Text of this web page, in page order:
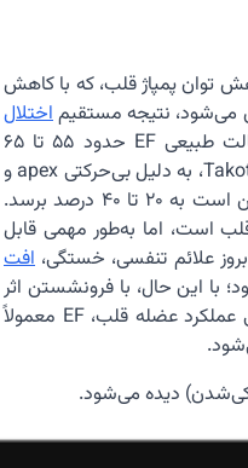
توان پمپاژ قلب، که با کاهش
اختلال
قلب است. در حالت طبیعی EF حدود ۵۵ تا ۶۵
درصد است؛ اما در سندرم Takotsubo، به دلیل بی‌حرکتی apex و
کار نامتقارن بطن چپ، EF ممکن است به ۲۰ تا ۴۰ درصد برسد.
است، اما به‌طور مهمی قابل
افت
با این حال، با فرونشستن اثر
کاتکول‌آمین‌ها و بازگشت تدریجی عملکرد عضله قلب، EF معمولاً